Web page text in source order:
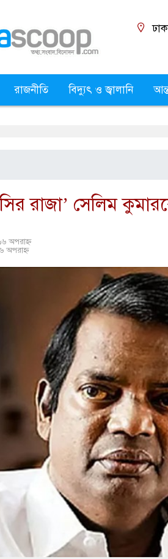
রাজনীতি বিদ্যুৎ ও জ্বালানি
রাজা’ সেলিম
অপরাহ্ন
অপরাহ্ন